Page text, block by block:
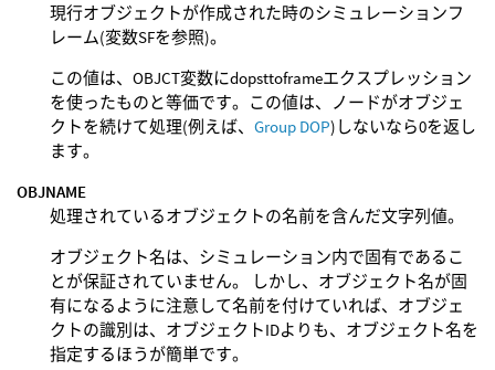
現行オブジェクトが作成された時のシミュレーションフ
レーム(変数SFを参照)。
この値は、OBJCT変数にdopsttoframeエクスプレッション
を使ったものと等価です。この値は、ノードがオブジェ
クトを続けて処理(例えば、 Group DOP)しないなら0を返し
ます。
OBJNAME
処理されているオブジェクトの名前を含んだ文字列値。
オブジェクト名は、シミュレーション内で固有であるこ
とが保証されていません。 しかし、オブジェクト名が固
有になるように注意して名前を付けていれば、オブジェ
クトの識別は、オブジェクトIDよりも、オブジェクト名を
指定するほうが簡単です。